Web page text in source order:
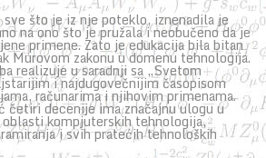
što je iz nje poteklo, iznenadila je
na ono što je pružala i neobučeno da je
primene. Zato je edukacija bila bitan
Murovom zakonu u domenu tehnologija.
realizuje u saradnji sa „Svetom
i najdugovečnijim časopisom
računarima i njihovim primenama.
četiri decenije ima značajnu ulogu u
kompjuterskih tehnologija,
i svih pratećih tehnoloških